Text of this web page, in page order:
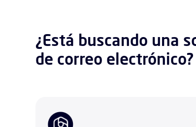
¿Está buscando una
de correo electrónico?